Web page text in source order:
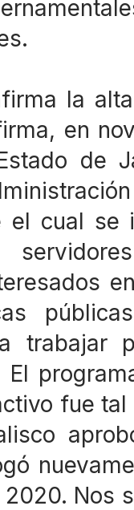
la
en
de
el cual se
trabajar
El
fue
Nos